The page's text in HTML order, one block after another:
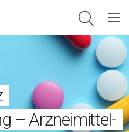
– Arzneimittel­